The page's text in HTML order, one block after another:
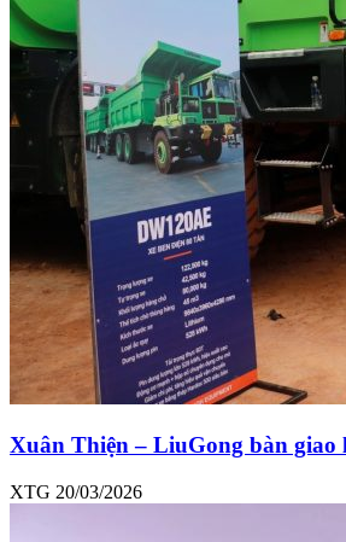
Xuân Thiện – LiuGong bàn giao
XTG 20/03/2026